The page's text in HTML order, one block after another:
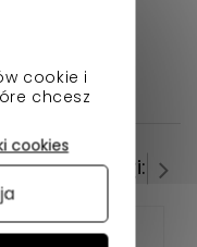
kategorii:
cookie i
chcesz
cookies